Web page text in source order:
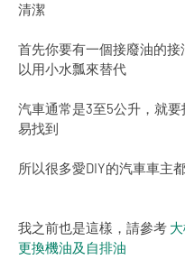
清潔
首先你要有一個接廢油的
以用小水瓢來替代
汽車通常是3至5公升，就
易找到
所以很多愛DIY的汽車車主
我之前也是這樣，請參考
更換機油及自排油